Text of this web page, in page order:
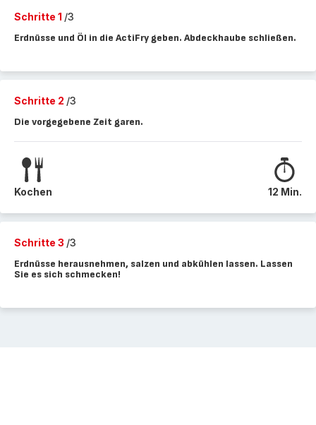
Schritte 1 /3
Erdnüsse und Öl in die ActiFry geben. Abdeckhaube schließen.
Schritte 2 /3
Die vorgegebene Zeit garen.
Kochen 12 Min.
Schritte 3 /3
Erdnüsse herausnehmen, salzen und abkühlen lassen. Lassen
Sie es sich schmecken!